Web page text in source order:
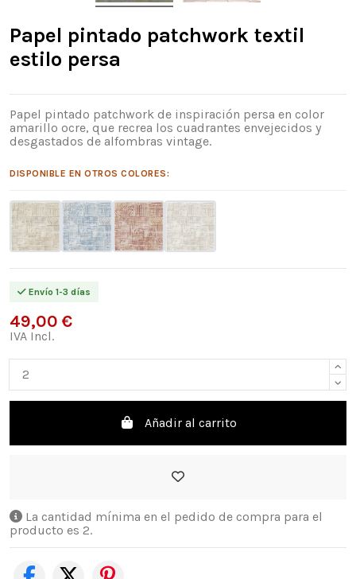
Papel pintado patchwork textil
estilo persa
Papel pintado patchwork de inspiración persa en color
amarillo ocre, que recrea los cuadrantes envejecidos y
desgastados de alfombras vintage.
DISPONIBLE EN OTROS COLORES:
Envío 1-3 días
49,00 €
IVA Incl.
Añadir al carrito
La cantidad mínima en el pedido de compra para el
producto es 2.